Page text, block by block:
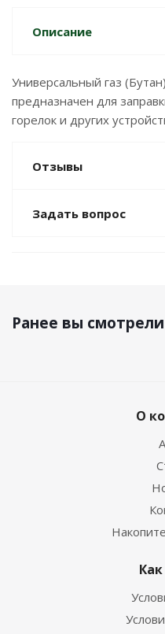
Описание
Универсальный газ
предназначен для
горелок и других
Отзывы
Задать вопрос
Ранее вы смотрели
О